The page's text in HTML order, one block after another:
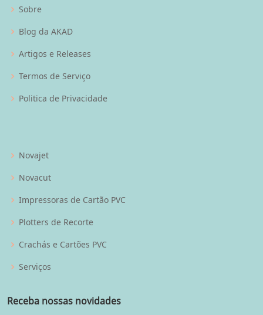
Sobre
Blog da AKAD
Artigos e Releases
Termos de Serviço
Politica de Privacidade
Novajet
Novacut
Impressoras de Cartão PVC
Plotters de Recorte
Crachás e Cartões PVC
Serviços
Receba nossas novidades